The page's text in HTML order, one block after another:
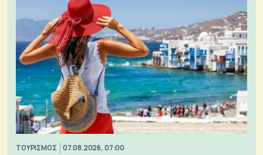
ΤΟΥΡΙΣΜΟΣ 07.08.2026, 07:00